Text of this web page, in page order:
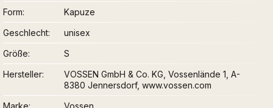
Form
Kapuze
Geschlecht
unisex
Größe
S
Hersteller
VOSSEN GmbH & Co. KG, Vossenlände 1, A-
8380 Jennersdorf, www.vossen.com